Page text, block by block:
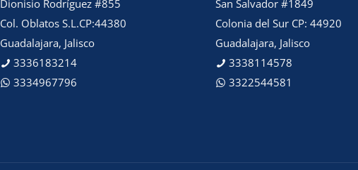
Dionisio Rodríguez #855
Col. Oblatos S.L.CP:44380
Guadalajara, Jalisco
3336183214
3334967796
San Salvador #1849
Colonia del Sur CP: 44920
Guadalajara, Jalisco
3338114578
3322544581